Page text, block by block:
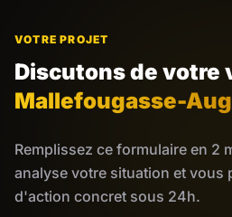
VOTRE PROJET
Discutons de votre
Mallefougasse-
Remplissez ce formulaire en 2
analyse votre situation et vous
d'action concret sous 24h.